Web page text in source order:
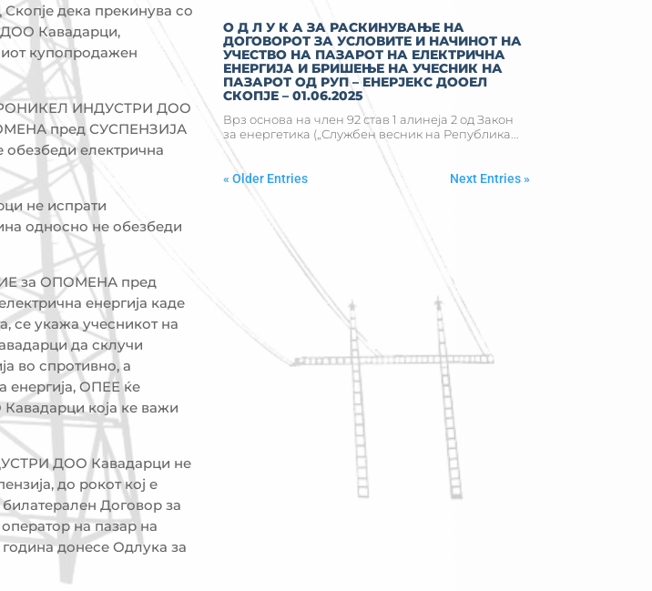
дека прекинува со
Кавадарци,
купопродажен
ИНДУСТРИ ДОО
пред СУСПЕНЗИЈА
електрична
не испрати
односно не обезбеди
за ОПОМЕНА пред
енергија каде
се укажа учесникот на
да склучи
во спротивно, а
енергија, ОПЕЕ ќе
која ке важи
ДОО Кавадарци не
до рокот кој е
Договор за
на пазар на
донесе Одлука за
О Д Л У К А ЗА РАСКИНУВАЊЕ НА
ДОГОВОРОТ ЗА УСЛОВИТЕ И НАЧИНОТ НА
УЧЕСТВО НА ПАЗАРОТ НА ЕЛЕКТРИЧНА
ЕНЕРГИЈА И БРИШЕЊЕ НА УЧЕСНИК НА
ПАЗАРОТ ОД РУП – ЕНЕРЈЕКС ДООЕЛ
СКОПЈЕ – 01.06.2025
Врз основа на член 92 став 1 алинеја 2 од Закон
за енергетика („Службен весник на Република...
« Older Entries Next Entries »